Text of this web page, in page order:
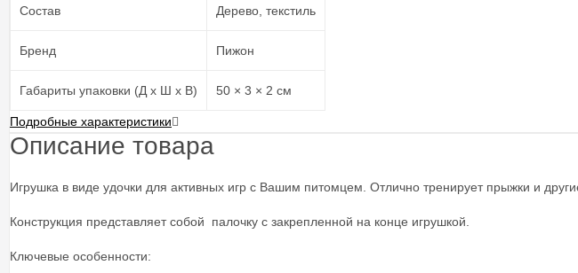
Состав Дерево, текстиль
Бренд Пижон
Габариты упаковки (Д х Ш х В) 50 × 3 × 2 см
Подробные характеристики
Описание товара
Игрушка в виде удочки для активных игр с Вашим питомцем. Отлично тренирует прыжки и
Конструкция представляет собой палочку с закрепленной на конце игрушкой.
Ключевые особенности: